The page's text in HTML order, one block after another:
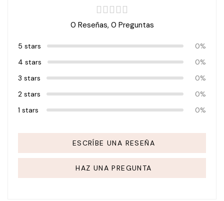
0 Reseñas, 0 Preguntas
5 stars
0%
4 stars
0%
3 stars
0%
2 stars
0%
1 stars
0%
ESCRÍBE UNA RESEÑA
HAZ UNA PREGUNTA